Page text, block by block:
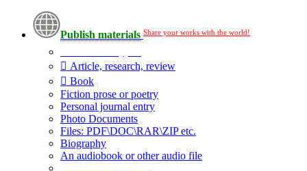
Publish materials Share your works with the world!
Article, research, review
Book
Fiction prose or poetry
Personal journal entry
Photo Documents
Files: PDF\DOC\RAR\ZIP etc.
Biography
An audiobook or other audio file